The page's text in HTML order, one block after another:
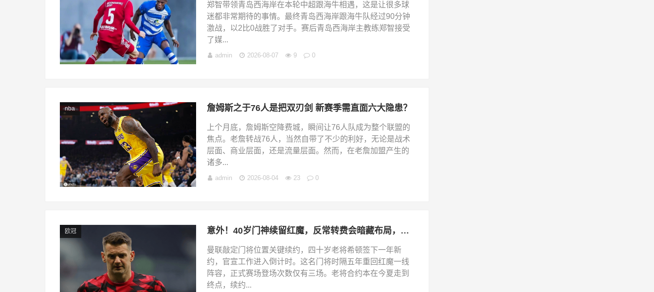
郑智带领青岛西海岸在本轮中超跟海牛相遇，这是让很多球
迷都非常期待的事情。最终青岛西海岸跟海牛队经过90分钟
激战，以2比0战胜了对手。赛后青岛西海岸主教练郑智接受
了媒...
admin 2026-08-07 9 0
nba 詹姆斯之于76人是把双刃剑 新赛季需直面六大隐患？
上个月底，詹姆斯空降费城，瞬间让76人队成为整个联盟的
焦点。老詹转战76人，当然自带了不少的利好，无论是战术
层面、商业层面，还是流量层面。然而，在老詹加盟产生的
诸多...
admin 2026-08-04 23 0
欧冠 意外！40岁门神续留红魔，反常转费会暗藏布局，曼联门将架构暗藏大变？
曼联敲定门将位置关键续约，四十岁老将希顿签下一年新
约，官宣工作进入倒计时。这名门将时隔五年重回红魔一线
阵容，正式赛场登场次数仅有三场。老将合约本在今夏走到
终点，续约...